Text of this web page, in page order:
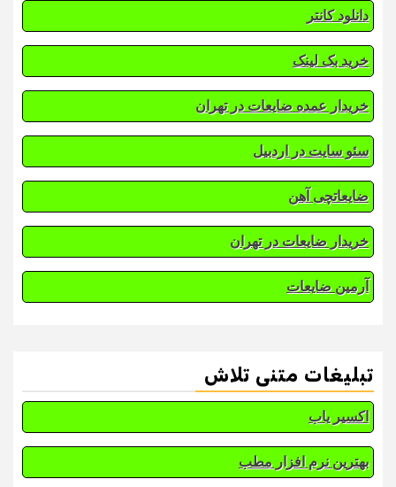
دانلود کانتر
خرید بک لینک
خریدار عمده ضایعات در تهران
سئو سایت در اردبیل
ضایعاتچی آهن
خریدار ضایعات در تهران
آرمین ضایعات
تبلیغات متنی تلاش
اکسیر یاب
بهترین نرم افزار مطب